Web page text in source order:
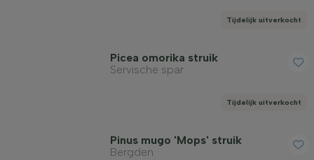
Tijdelijk uitverkocht
Picea omorika struik
Servische spar
Tijdelijk uitverkocht
Pinus mugo 'Mops' struik
Bergden